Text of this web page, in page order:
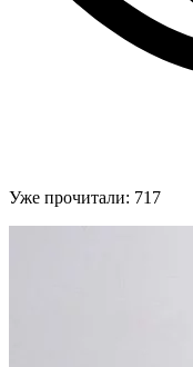
Уже прочитали: 717